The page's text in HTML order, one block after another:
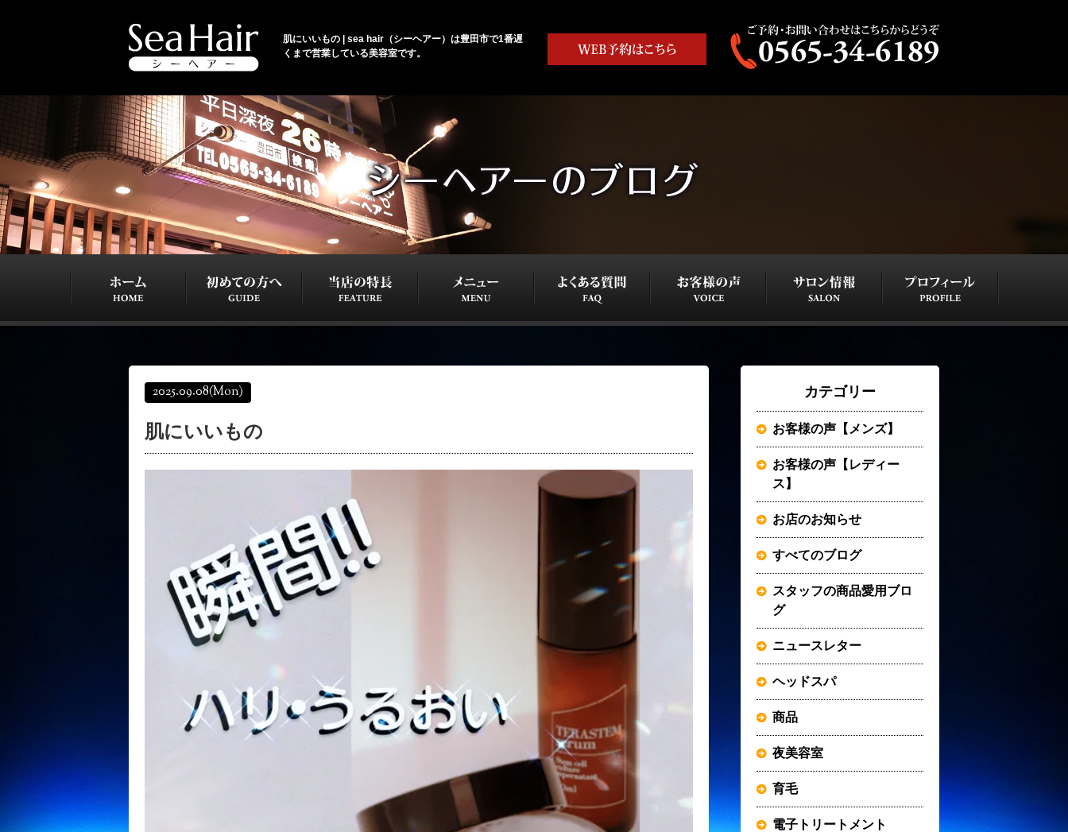
肌にいいもの | sea hair（シーヘアー）は豊田市で1番遅
くまで営業している美容室です。
2025.09.08(Mon)
肌にいいもの
カテゴリー
お客様の声【メンズ】
お客様の声【レディー
ス】
お店のお知らせ
すべてのブログ
スタッフの商品愛用ブロ
グ
ニュースレター
ヘッドスパ
商品
夜美容室
育毛
電子トリートメント